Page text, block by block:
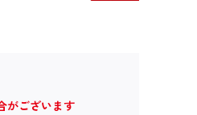
がございます